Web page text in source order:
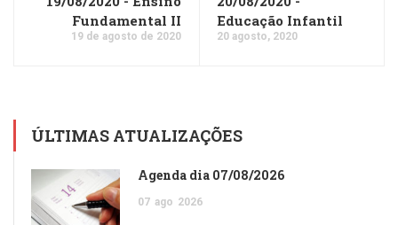
Fundamental II
19 de agosto de 2020
Educação Infantil
20 agosto, 2020
ÚLTIMAS ATUALIZAÇÕES
Agenda dia 07/08/2026
07 ago 2026